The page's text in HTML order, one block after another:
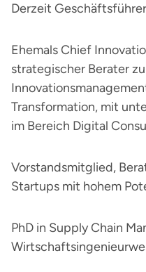
Derzeit
Ehemals Chief
strategischer Berater
Transformation, mit
im Bereich Digital
Vorstandsmitglied,
Startups mit hohem
PhD in Supply Chain